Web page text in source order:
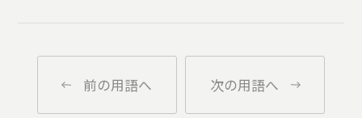
前の用語へ 次の用語へ